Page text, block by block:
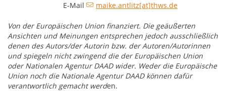
E-Mail
maike.antlitz[at]thws.de
Von der Europäischen Union finanziert. Die geäußerten
Ansichten und Meinungen entsprechen jedoch ausschließlich
denen des Autors/der Autorin bzw. der Autoren/Autorinnen
und spiegeln nicht zwingend die der Europäischen Union
oder Nationalen Agentur DAAD wider. Weder die Europäische
Union noch die Nationale Agentur DAAD können dafür
verantwortlich gemacht werden.